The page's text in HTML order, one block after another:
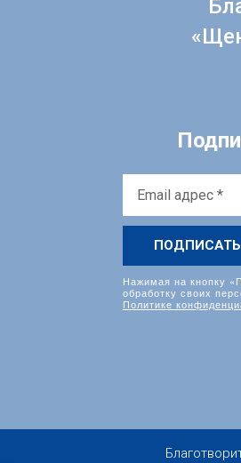
адрес
*
Нажимая на кнопку
обработку своих
Политике